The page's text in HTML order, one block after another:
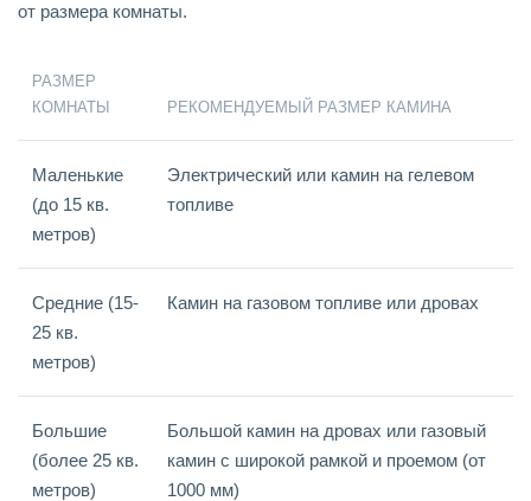
от размера комнаты.
РАЗМЕР
КОМНАТЫ
РЕКОМЕНДУЕМЫЙ РАЗМЕР КАМИНА
Маленькие
(до 15 кв.
метров)
Электрический или камин на гелевом
топливе
Средние (15-
25 кв.
метров)
Камин на газовом топливе или дровах
Большие
(более 25 кв.
метров)
Большой камин на дровах или газовый
камин с широкой рамкой и проемом (от
1000 мм)